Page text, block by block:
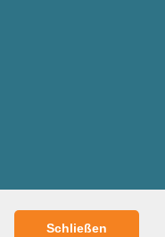
Schließen